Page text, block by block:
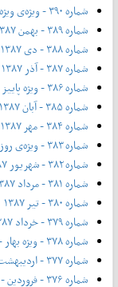
شماره ۳۹۰ - ویژه‌ی ویژه بیست‌و‌هفتمین جشنواره‌ی فیلم فجر- ۱۲ بهمن ۱۳۸۷
شماره ۳۸۹ - بهمن ۱۳۸۷
شماره ۳۸۸ - دی ۱۳۸۷
شماره ۳۸۷ - آذر ۱۳۸۷
شماره ۳۸۶ - ویژه پاییز - ۱۸ آبان ۱۳۸۷
شماره ۳۸۵ - آبان ۱۳۸۷
شماره ۳۸۴ - مهر ۱۳۸۷
شماره ۳۸۳ - ویژه‌ی روز ملی سینما - نیمه‌ی دوم شهریور ۱۳۸۷
شماره ۳۸۲ - شهریور ۱۳۸۷
شماره ۳۸۱ - مرداد ۱۳۸۷
شماره ۳۸۰ - تیر ۱۳۸۷
شماره ۳۷۹ - خرداد ۱۳۸۷
شماره ۳۷۸ - ویژه بهار - نیمه‌ اردیبهشت ۱۳۸۷
شماره ۳۷۷ - اردیبهشت ۱۳۸۷
شماره ۳۷۶ - فروردین - ویژه‌ی نوروز ۱۳۸۷